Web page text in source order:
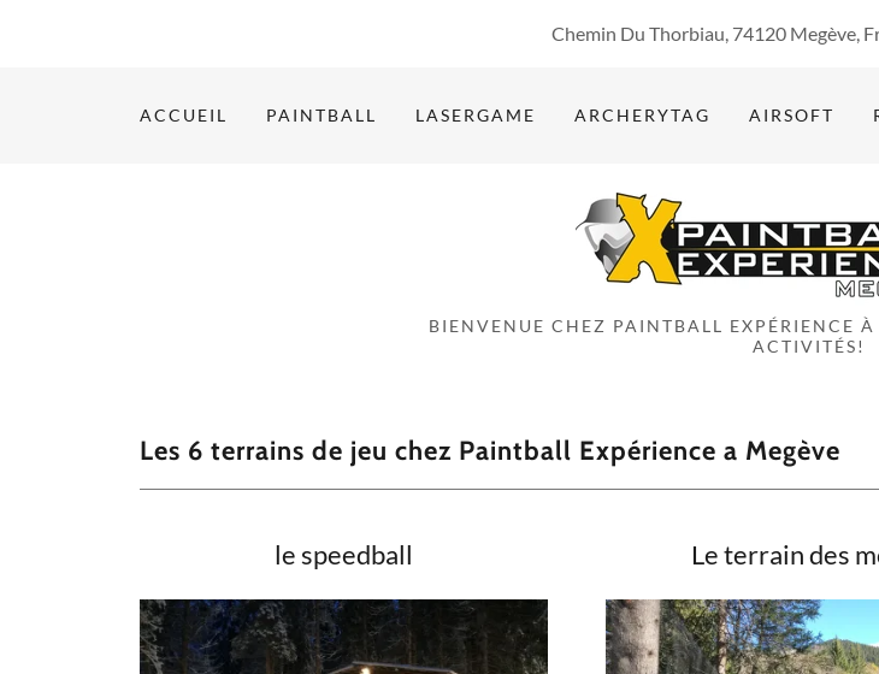
Chemin Du Thorbiau, 74120 Megève,
ACCUEIL PAINTBALL LASERGAME ARCHERYTAG AIRSOFT
BIENVENUE CHEZ PAINTBALL EXPÉRIENCE
Les 6 terrains de jeu chez Paintball Expérience a Megève
le speedball Le terrain des